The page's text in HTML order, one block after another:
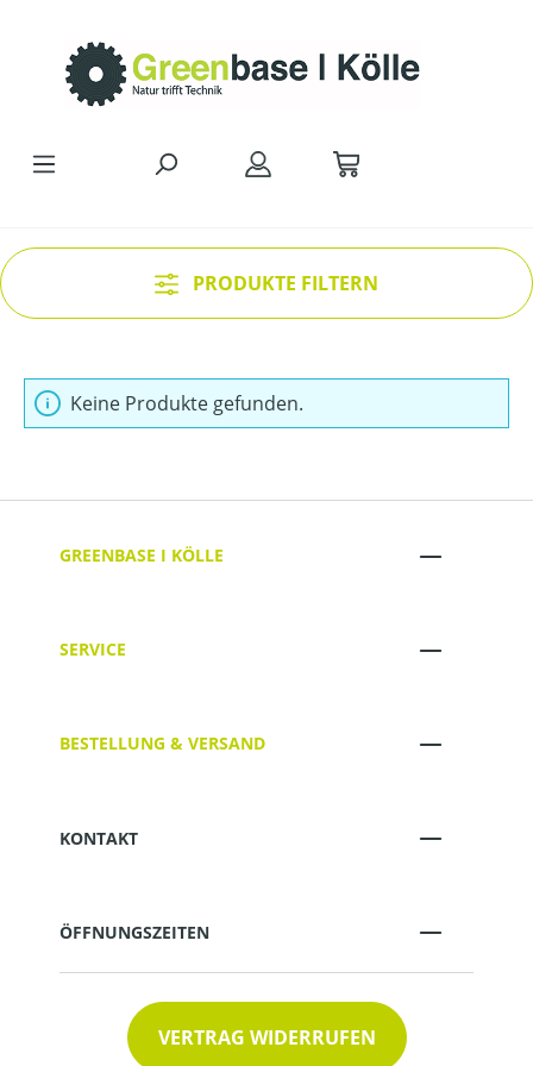
PRODUKTE FILTERN
Keine Produkte gefunden.
GREENBASE I KÖLLE
SERVICE
BESTELLUNG & VERSAND
KONTAKT
ÖFFNUNGSZEITEN
VERTRAG WIDERRUFEN